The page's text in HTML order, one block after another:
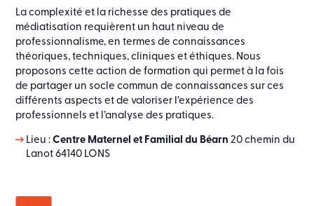
La complexité et la richesse des pratiques de
médiatisation requièrent un haut niveau de
professionnalisme, en termes de connaissances
théoriques, techniques, cliniques et éthiques. Nous
proposons cette action de formation qui permet à la fois
de partager un socle commun de connaissances sur ces
différents aspects et de valoriser l’expérience des
professionnels et l’analyse des pratiques.
Lieu :Centre Maternel et Familial du Béarn20 chemin du
Lanot 64140 LONS